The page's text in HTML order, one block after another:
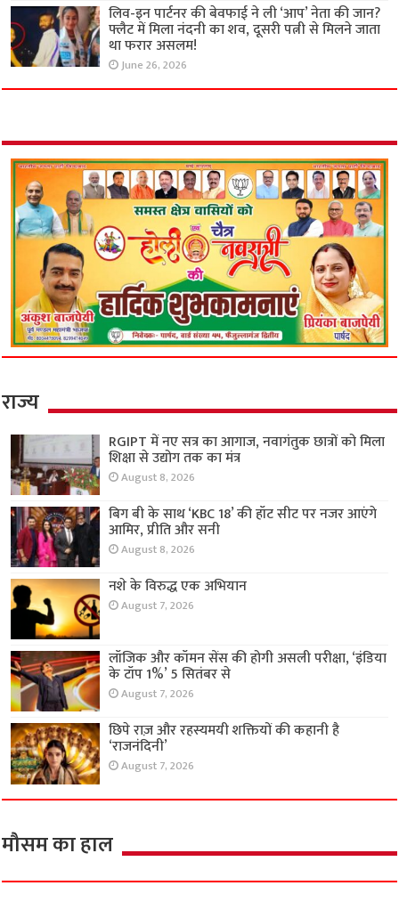
लिव-इन पार्टनर की बेवफाई ने ली ‘आप’ नेता की जान?
फ्लैट में मिला नंदनी का शव, दूसरी पत्नी से मिलने जाता
था फरार असलम!
June 26, 2026
राज्य
RGIPT में नए सत्र का आगाज, नवागंतुक छात्रों को मिला
शिक्षा से उद्योग तक का मंत्र
August 8, 2026
बिग बी के साथ ‘KBC 18’ की हॉट सीट पर नजर आएंगे
आमिर, प्रीति और सनी
August 8, 2026
नशे के विरुद्ध एक अभियान
August 7, 2026
लॉजिक और कॉमन सेंस की होगी असली परीक्षा, ‘इंडिया
के टॉप 1%’ 5 सितंबर से
August 7, 2026
छिपे राज़ और रहस्यमयी शक्तियों की कहानी है
‘राजनंदिनी’
August 7, 2026
मौसम का हाल